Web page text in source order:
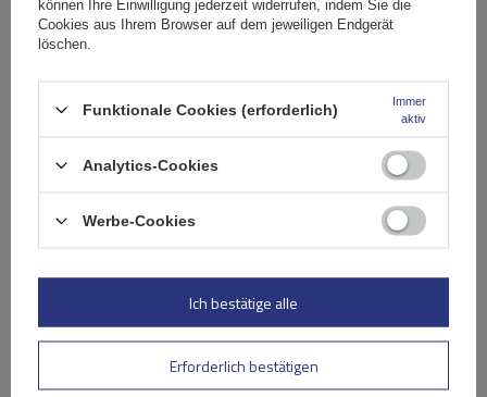
SONDERANGEBOT
Atera Signo RT 048222 Schwarz (122 cm) Aluminium-
können Ihre Einwilligung jederzeit widerrufen, indem Sie die
Cookies aus Ihrem Browser auf dem jeweiligen Endgerät
löschen.
Funktionale Cookies (erforderlich)
Immer
aktiv
Analytics-Cookies
Werbe-Cookies
Erforderlich bestätigen
Ich bestätige alle